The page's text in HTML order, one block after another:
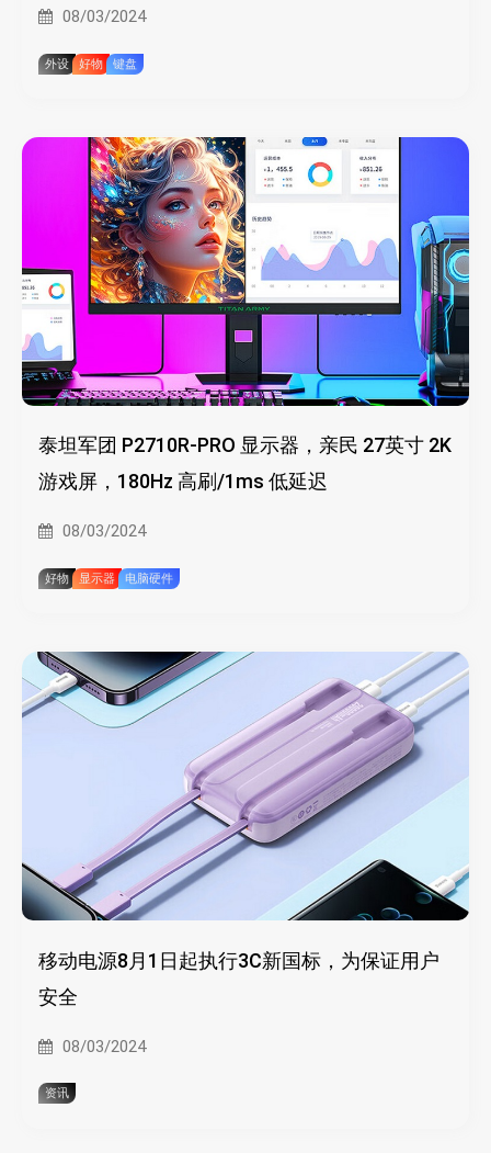
08/03/2024
外设 好物 键盘
泰坦军团 P2710R-PRO 显示器，亲民 27英寸 2K
游戏屏，180Hz 高刷/1ms 低延迟
08/03/2024
好物 显示器 电脑硬件
移动电源8月1日起执行3C新国标，为保证用户
安全
08/03/2024
资讯